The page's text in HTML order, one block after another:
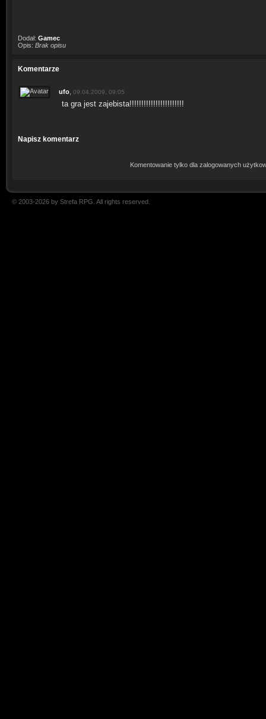
Dodał: Gamec
Opis: Brak opisu
Komentarze
ufo 09.04.2009, 09:05
ta gra jest zajebista!!!!!!!!!!!!!!!!!!!!!!!
Napisz komentarz
Komentowanie tylko dla zalogowanych
© 2003-2026 by Strefa RPG. All rights reserved.